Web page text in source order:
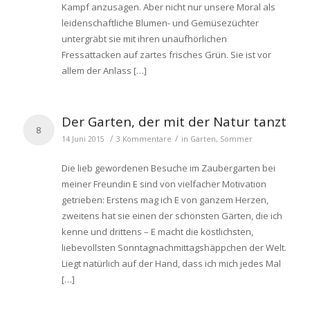
Kampf anzusagen. Aber nicht nur unsere Moral als
leidenschaftliche Blumen- und Gemüsezüchter
untergräbt sie mit ihren unaufhörlichen
Fressattacken auf zartes frisches Grün. Sie ist vor
allem der Anlass […]
8 Der Garten, der mit der Natur tanzt
14 Juni 2015 / 3 Kommentare / in Gärten, Sommer
Die lieb gewordenen Besuche im Zaubergarten bei
meiner Freundin E sind von vielfacher Motivation
getrieben: Erstens mag ich E von ganzem Herzen,
zweitens hat sie einen der schönsten Gärten, die ich
kenne und drittens – E macht die köstlichsten,
liebevollsten Sonntagnachmittagshäppchen der Welt.
Liegt natürlich auf der Hand, dass ich mich jedes Mal
[…]